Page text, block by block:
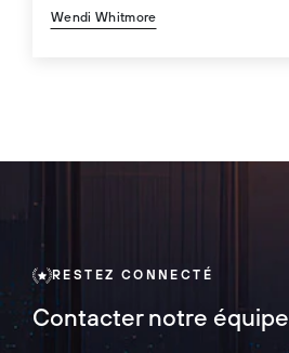
Wendi Whitmore
RESTEZ CONNECTÉ
Contacter notre équipe